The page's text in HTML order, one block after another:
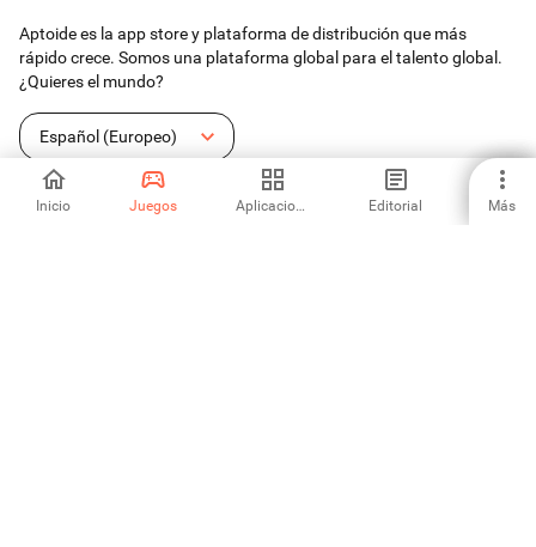
Inicio Juegos Aplicaciones Editorial Más
Aptoide es la app store y plataforma de distribución que más
rápido crece. Somos una plataforma global para el talento global.
¿Quieres el mundo?
Español (Europeo)